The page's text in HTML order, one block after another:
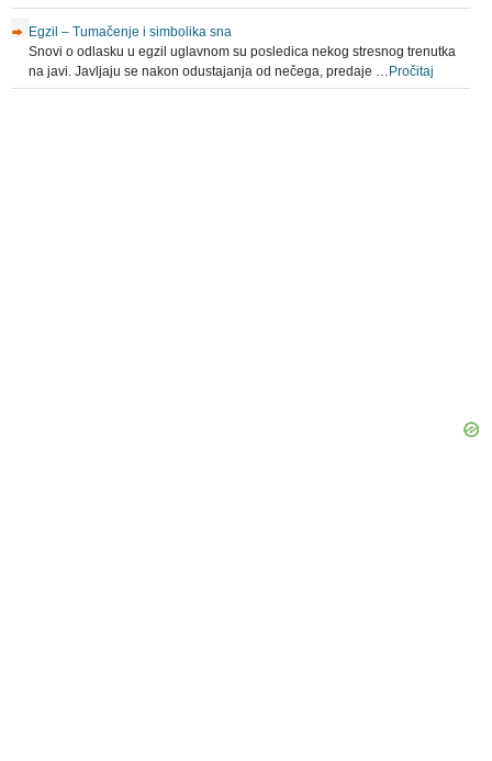
Egzil – Tumačenje i simbolika sna
Snovi o odlasku u egzil uglavnom su posledica nekog stresnog trenutka
na javi. Javljaju se nakon odustajanja od nečega, predaje …Pročitaj